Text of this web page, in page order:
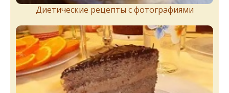
Диетические рецепты с фотографиями